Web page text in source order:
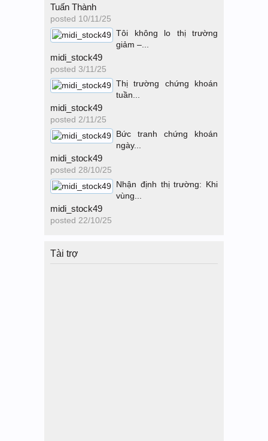
Tuấn Thành
posted 10/11/25
Tôi không lo thị trường
giảm –...
midi_stock49
posted 3/11/25
Thị trường chứng khoán
tuần...
midi_stock49
posted 2/11/25
Bức tranh chứng khoán
ngày...
midi_stock49
posted 28/10/25
Nhận định thị trường: Khi
vùng...
midi_stock49
posted 22/10/25
Tài trợ